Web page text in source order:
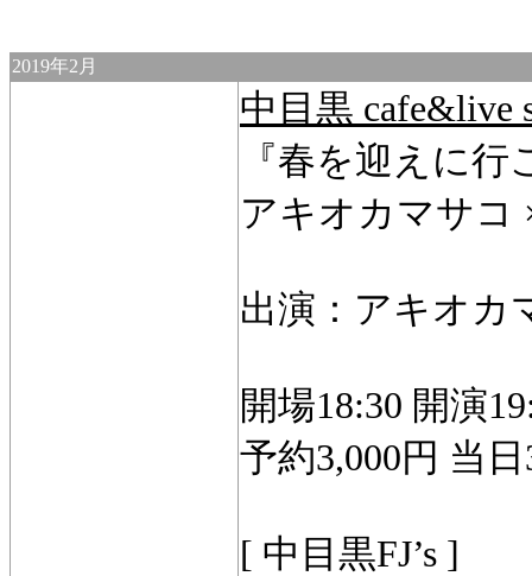
2019年2月
中目黒
『春を迎えに行
アキオカマサコ
出演：アキオカ
開場18:30 開演
予約3,000円 当
[ 中目黒FJ’s ]